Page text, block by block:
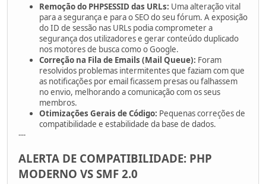
Remoção do PHPSESSID das URLs: Uma alteração vital
para a segurança e para o SEO do seu fórum. A exposição
do ID de sessão nas URLs podia comprometer a
segurança dos utilizadores e gerar conteúdo duplicado
nos motores de busca como o Google.
Correção na Fila de Emails (Mail Queue): Foram
resolvidos problemas intermitentes que faziam com que
as notificações por email ficassem presas ou falhassem
no envio, melhorando a comunicação com os seus
membros.
Otimizações Gerais de Código: Pequenas correções de
compatibilidade e estabilidade da base de dados.
---
ALERTA DE COMPATIBILIDADE: PHP
MODERNO VS SMF 2.0